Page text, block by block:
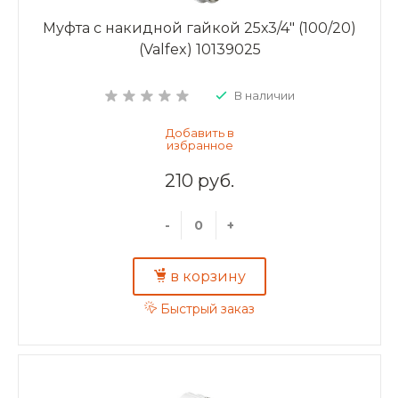
Муфта с накидной гайкой 25х3/4" (100/20)
(Valfex) 10139025
В наличии
210 руб.
- +
в корзину
Быстрый заказ